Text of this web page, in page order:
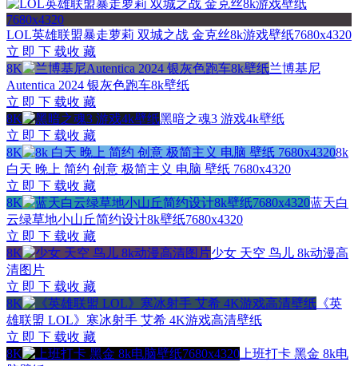
LOL英雄联盟暴走萝莉 双城之战 金克丝8k游戏壁纸7680x4320
立 即 下 载收 藏
8K
兰博基尼
Autentica 2024 银灰色跑车8k壁纸
立 即 下 载收 藏
8K
黑暗之魂3 游戏4k壁纸
立 即 下 载收 藏
8K
8k
白天 晚上 简约 创意 极简主义 电脑 壁纸 7680x4320
立 即 下 载收 藏
8K
蓝天白
云绿草地小山丘简约设计8k壁纸7680x4320
立 即 下 载收 藏
8K
少女 天空 鸟儿 8k动漫高
清图片
立 即 下 载收 藏
8K
《英
雄联盟 LOL》寒冰射手 艾希 4K游戏高清壁纸
立 即 下 载收 藏
8K
上班打卡 黑金 8k电